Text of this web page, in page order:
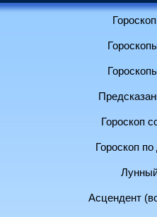
Гороскоп
Гороскоп
Асцендент